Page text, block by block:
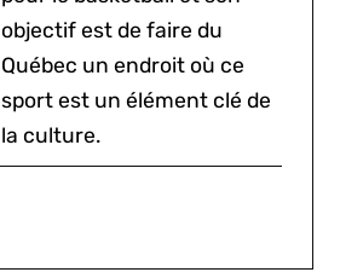
objectif est de faire du
Québec un endroit où ce
sport est un élément clé de
la culture.